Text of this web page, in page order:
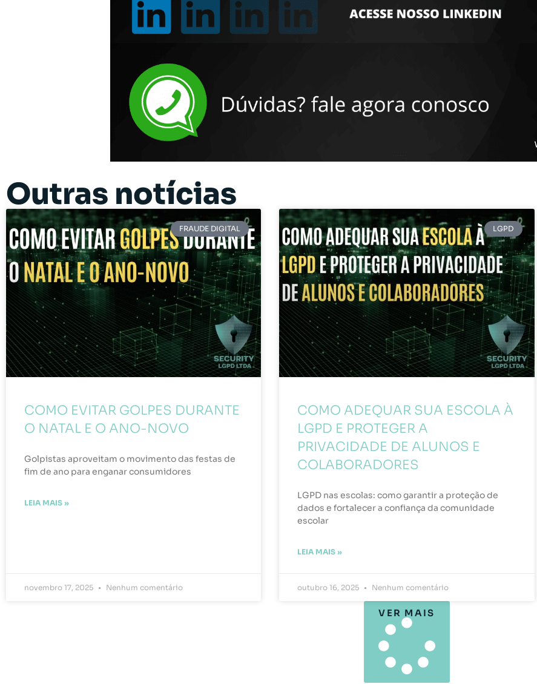
Outras notícias
FRAUDE DIGITAL
COMO EVITAR GOLPES DURANTE
O NATAL E O ANO-NOVO
Golpistas aproveitam o movimento das festas de
fim de ano para enganar consumidores
LEIA MAIS »
novembro 17, 2025 Nenhum comentário
LGPD
COMO ADEQUAR SUA ESCOLA À
LGPD E PROTEGER A
PRIVACIDADE DE ALUNOS E
COLABORADORES
LGPD nas escolas: como garantir a proteção de
dados e fortalecer a confiança da comunidade
escolar
LEIA MAIS »
outubro 16, 2025 Nenhum comentário
VER MAIS